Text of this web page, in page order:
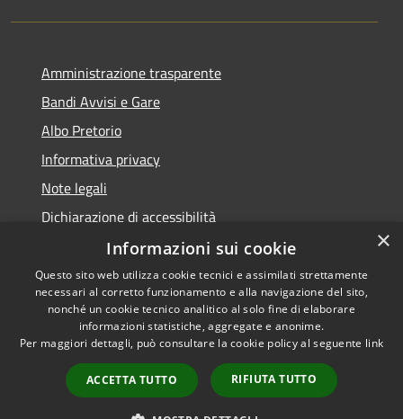
Amministrazione trasparente
Bandi Avvisi e Gare
Albo Pretorio
Informativa privacy
Note legali
Dichiarazione di accessibilità
Accessibilità
Privacy
Mappa del sito
Copyright © 2026 • Comune di
Forlì • Powered by
Municipium•Accesso
redazione
×
Informazioni sui cookie
Questo sito web utilizza cookie tecnici e assimilati strettamente
necessari al corretto funzionamento e alla navigazione del sito,
nonché un cookie tecnico analitico al solo fine di elaborare
informazioni statistiche, aggregate e anonime.
Per maggiori dettagli, può consultare la cookie policy al seguente link
ACCETTA TUTTO RIFIUTA TUTTO